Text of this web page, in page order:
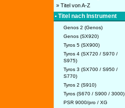
» Titel von A-Z
• Titel nach Instrument
Genos 2 (Genos)
Genos (SX920)
Tyros 5 (SX900)
Tyros 4 (SX720 / S970 /
S975)
Tyros 3 (SX700 / S950 /
S770)
Tyros 2 (S910)
Tyros (S670 / S900 / 3000)
PSR 9000/pro / XG